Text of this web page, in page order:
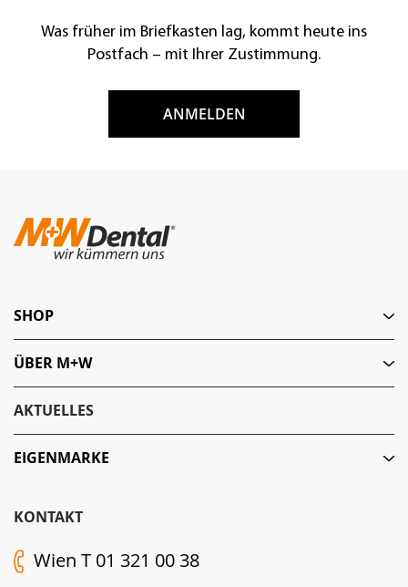
Was früher im Briefkasten lag, kommt heute ins
Postfach – mit Ihrer Zustimmung.
ANMELDEN
KONTAKT
Wien T 01 321 00 38
SHOP
ÜBER M+W
AKTUELLES
EIGENMARKE